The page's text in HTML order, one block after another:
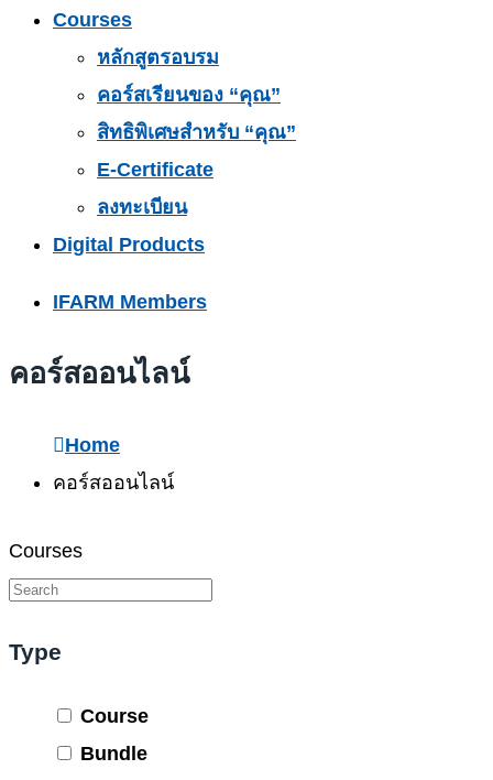
Courses
หลักสูตรอบรม
คอร์สเรียนของ “คุณ”
สิทธิพิเศษสำหรับ “คุณ”
E-Certificate
ลงทะเบียน
Digital Products
IFARM Members
คอร์สออนไลน์
Home
คอร์สออนไลน์
Courses
Type
Course
Bundle